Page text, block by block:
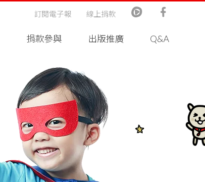
捐款參與 出版推廣 Q&A
訂閱電子報 線上捐款